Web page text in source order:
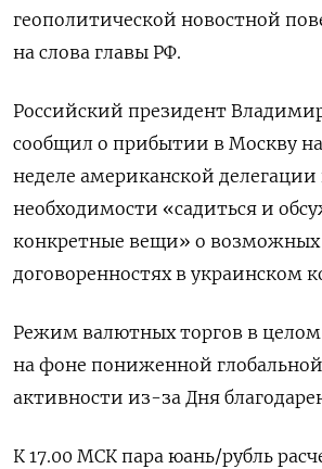
геополитической новостной
на слова главы РФ.
Российский президент
сообщил о прибытии в Москву
неделе американской делегации
необходимости «садиться и
конкретные вещи» о
договоренностях в украинском
Режим валютных торгов в
на фоне пониженной
активности из-за Дня
К 17.00 МСК пара юань/рубль